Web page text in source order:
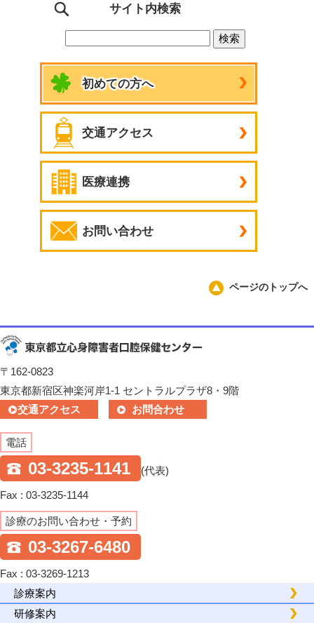
サイト内検索
初めての方へ
交通アクセス
医療連携
お問い合わせ
ページのトップへ
〒162-0823
東京都新宿区神楽河岸1-1 セントラルプラザ8・9階
交通アクセス
お問合わせ
電話
03-3235-1141 (代表)
Fax : 03-3235-1144
診療のお問い合わせ・予約
03-3267-6480
Fax : 03-3269-1213
診療案内
研修案内